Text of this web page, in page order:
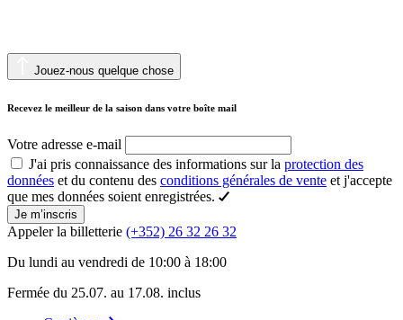
Jouez-nous quelque chose
Recevez le meilleur de la saison dans votre boîte mail
Votre adresse e-mail
J'ai pris connaissance des informations sur la protection des
données et du contenu des conditions générales de vente et j'accepte
que mes données soient enregistrées.
Je m’inscris
Appeler la billetterie (+352) 26 32 26 32
Du lundi au vendredi de 10:00 à 18:00
Fermée du 25.07. au 17.08. inclus